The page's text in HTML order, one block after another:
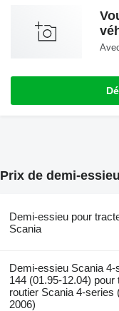
Prix de demi-
Demi-essieu pour
Scania
Demi-essieu Scania 4-
144 (01.95-12.04) pour
routier Scania 4-series
2006)